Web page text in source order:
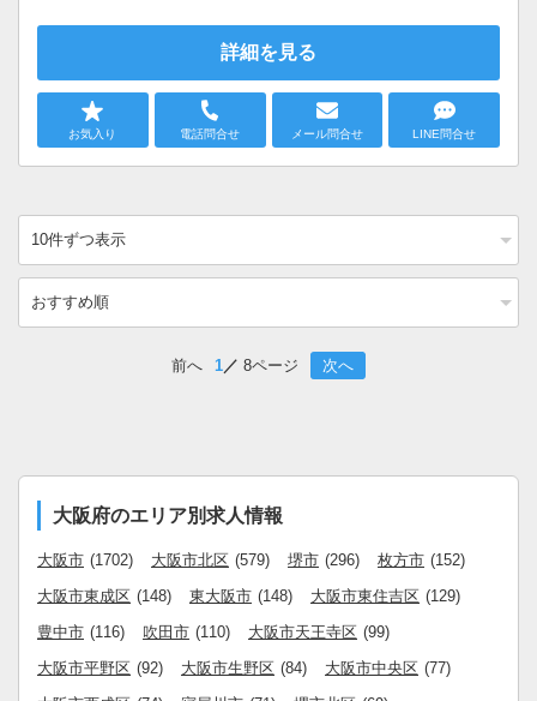
詳細を見る
お気入り 電話問合せ メール問合せ LINE問合せ
前へ 1 8ページ 次へ
大阪府のエリア別求人情報
大阪市 (1702) 大阪市北区 (579) 堺市 (296) 枚方市 (152)
大阪市東成区 (148) 東大阪市 (148) 大阪市東住吉区 (129)
豊中市 (116) 吹田市 (110) 大阪市天王寺区 (99)
大阪市平野区 (92) 大阪市生野区 (84) 大阪市中央区 (77)